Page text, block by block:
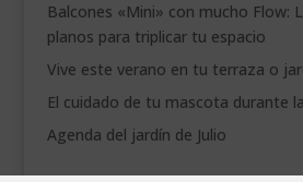
Balcones «Mini» con mucho Flow:
planos para triplicar tu espacio
Vive este verano en tu terraza o
El cuidado de tu mascota durante
Agenda del jardín de Julio